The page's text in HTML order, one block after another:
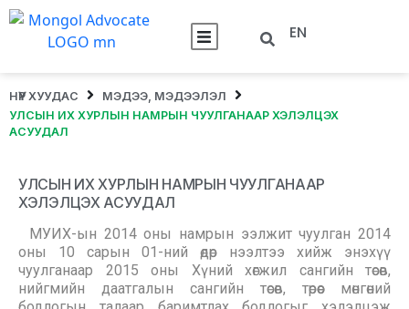
EN
НҮҮР ХУУДАС
МЭДЭЭ, МЭДЭЭЛЭЛ
УЛСЫН ИХ ХУРЛЫН НАМРЫН ЧУУЛГАНААР ХЭЛЭЛЦЭХ
АСУУДАЛ
УЛСЫН ИХ ХУРЛЫН НАМРЫН ЧУУЛГАНААР
ХЭЛЭЛЦЭХ АСУУДАЛ
МУИХ-ын 2014 оны намрын ээлжит чуулган 2014
оны 10 сарын 01-ний өдөр нээлтээ хийж энэхүү
чуулганаар 2015 оны Хүний хөгжил сангийн төсөв,
нийгмийн даатгалын сангийн төсөв, төрөөс мөнгөний